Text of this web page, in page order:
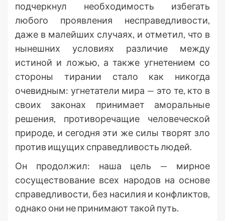
подчеркнул необходимость избегать
любого проявления несправедливости,
даже в малейших случаях, и отметил, что в
нынешних условиях различие между
истиной и ложью, а также угнетением со
стороны тирании стало как никогда
очевидным: угнетатели мира — это те, кто в
своих законах принимает аморальные
решения, противоречащие человеческой
природе, и сегодня эти же силы творят зло
против ищущих справедливость людей.
Он продолжил: наша цель — мирное
сосуществование всех народов на основе
справедливости, без насилия и конфликтов,
однако они не принимают такой путь.